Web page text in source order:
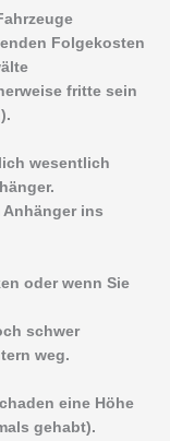
Folgekosten
fritte sein
wesentlich
ins
oder wenn Sie
schwer
weg.
eine Höhe
gehabt).